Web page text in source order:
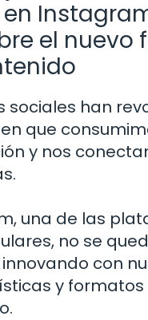
el nuevo
sociales han
que
y nos
una de las
no se
con
y formatos